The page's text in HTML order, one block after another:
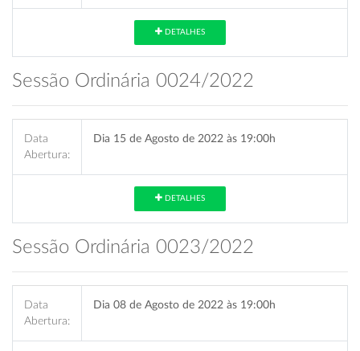
DETALHES
Sessão Ordinária 0024/2022
Data
Abertura:
Dia 15 de Agosto de 2022 às 19:00h
DETALHES
Sessão Ordinária 0023/2022
Data
Abertura:
Dia 08 de Agosto de 2022 às 19:00h